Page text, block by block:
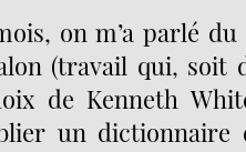
on m’a parlé
(travail qui, soit
de Kenneth
un dictionnaire